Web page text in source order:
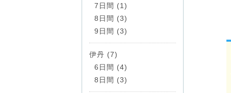
7日間 (1)
8日間 (3)
9日間 (3)
伊丹 (7)
6日間 (4)
8日間 (3)